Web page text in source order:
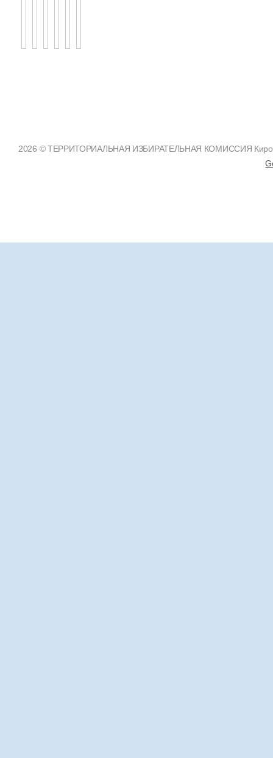
2026 © ТЕРРИТОРИАЛЬНАЯ ИЗБИРАТЕЛЬНАЯ КОМИССИЯ